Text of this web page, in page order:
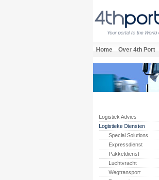
Home Over 4th Port
Logistiek Advies
Logistieke Diensten
Special Solutions
Expressdienst
Pakketdienst
Luchtvracht
Wegtransport